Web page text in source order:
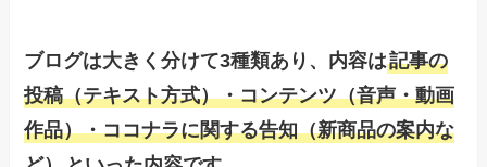
ブログは大きく分けて3種類あり、内容は記事の
投稿（テキスト方式）・コンテンツ（音声・動画
作品）・ココナラに関する告知（新商品の案内な